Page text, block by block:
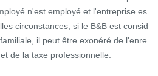
n'est employé et l'entreprise es
circonstances, si le B&B est consid
il peut être exonéré de l'enre
de la taxe professionnelle.